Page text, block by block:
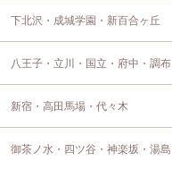
下北沢・成城学園・新百合ヶ丘
八王子・立川・国立・府中・調布
新宿・高田馬場・代々木
御茶ノ水・四ツ谷・神楽坂・湯島